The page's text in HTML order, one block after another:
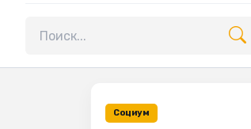
Поиск по сайту
Социум